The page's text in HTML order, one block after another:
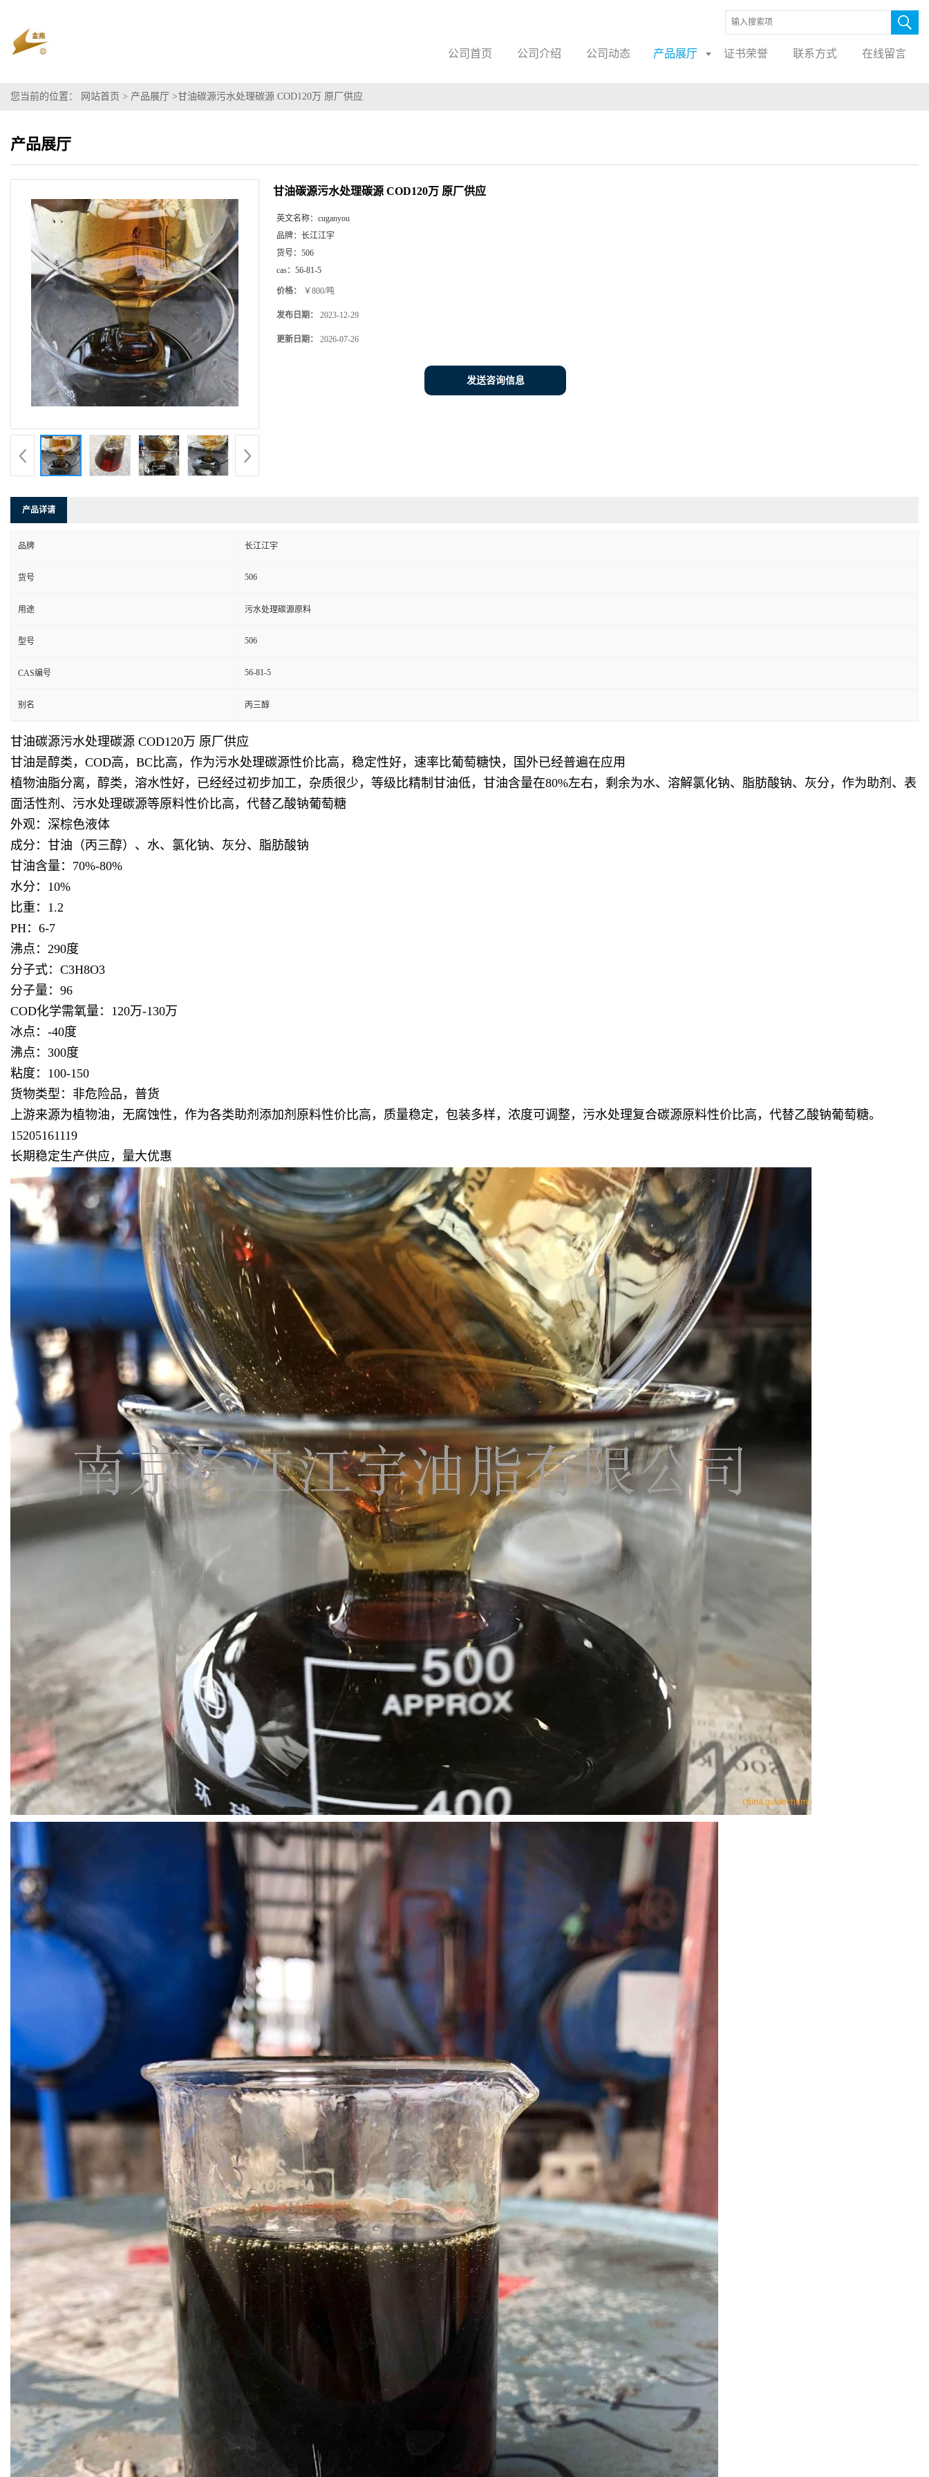
公司首页 公司介绍 公司动态 产品展厅 证书荣誉 联系方式 在线留言
您当前的位置： 网站首页 > 产品展厅 >甘油碳源污水处理碳源 COD120万 原厂供应
产品展厅
甘油碳源污水处理碳源 COD120万 原厂供应
英文名称： cuganyou
品牌： 长江江宇
货号： 506
cas： 56-81-5
价格： ￥800/吨
发布日期： 2023-12-29
更新日期： 2026-07-26
发送咨询信息
产品详请
品牌 长江江宇
货号 506
用途 污水处理碳源原料
型号 506
CAS编号 56-81-5
别名 丙三醇
甘油碳源污水处理碳源 COD120万 原厂供应
甘油是醇类，COD高，BC比高，作为污水处理碳源性价比高，稳定性好，速率比葡萄糖快，国外已经普遍在应用
植物油脂分离，醇类，溶水性好，已经经过初步加工，杂质很少，等级比精制甘油低，甘油含量在80%左右，剩余为水、溶解氯化钠、脂肪酸钠、灰分，作为助剂、表
面活性剂、污水处理碳源等原料性价比高，代替乙酸钠葡萄糖
外观：深棕色液体
成分：甘油（丙三醇）、水、氯化钠、灰分、脂肪酸钠
甘油含量：70%-80%
水分：10%
比重：1.2
PH：6-7
沸点：290度
分子式：C3H8O3
分子量：96
COD化学需氧量：120万-130万
冰点：-40度
沸点：300度
粘度：100-150
货物类型：非危险品，普货
上游来源为植物油，无腐蚀性，作为各类助剂添加剂原料性价比高，质量稳定，包装多样，浓度可调整，污水处理复合碳源原料性价比高， 代替乙酸钠葡萄糖。
15205161119
长期稳定生产供应，量大优惠